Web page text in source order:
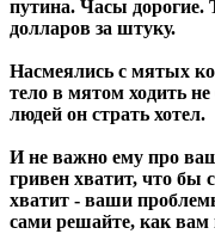
путина. Часы
долларов за штуку.
Насмеялись с мятых
тело в мятом ходить не
людей он страть хотел.
И не важно ему про
гривен хватит, что бы
хватит - ваши
сами решайте, как